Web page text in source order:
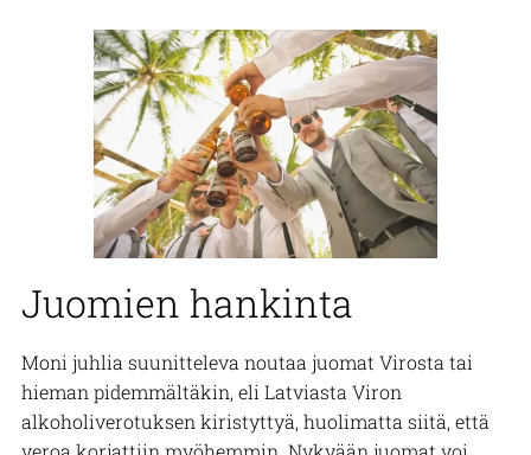
Juomien hankinta
Moni juhlia suunitteleva noutaa juomat Virosta tai
hieman pidemmältäkin, eli Latviasta Viron
alkoholiverotuksen kiristyttyä, huolimatta siitä, että